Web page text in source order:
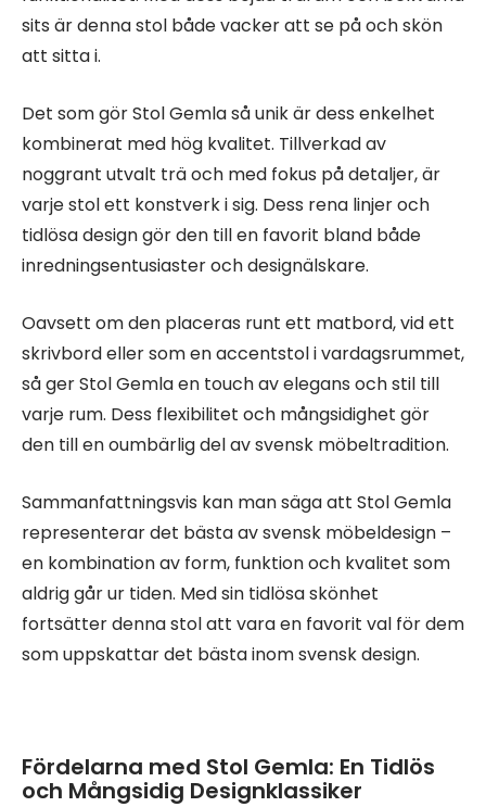
sits är denna stol både vacker att se på och skön
att sitta i.
Det som gör Stol Gemla så unik är dess enkelhet
kombinerat med hög kvalitet. Tillverkad av
noggrant utvalt trä och med fokus på detaljer, är
varje stol ett konstverk i sig. Dess rena linjer och
tidlösa design gör den till en favorit bland både
inredningsentusiaster och designälskare.
Oavsett om den placeras runt ett matbord, vid ett
skrivbord eller som en accentstol i vardagsrummet,
så ger Stol Gemla en touch av elegans och stil till
varje rum. Dess flexibilitet och mångsidighet gör
den till en oumbärlig del av svensk möbeltradition.
Sammanfattningsvis kan man säga att Stol Gemla
representerar det bästa av svensk möbeldesign –
en kombination av form, funktion och kvalitet som
aldrig går ur tiden. Med sin tidlösa skönhet
fortsätter denna stol att vara en favorit val för dem
som uppskattar det bästa inom svensk design.
Fördelarna med Stol Gemla: En Tidlös
och Mångsidig Designklassiker